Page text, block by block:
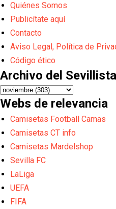
Quiénes Somos
Publicítate aquí
Contacto
Aviso Legal, Política de
Código ético
Archivo del Sevillista
Webs de relevancia
Camisetas Football Camas
Camisetas CT info
Camisetas Mardelshop
Sevilla FC
LaLiga
UEFA
FIFA